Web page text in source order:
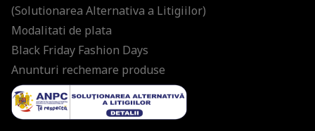
(Solutionarea Alternativa a Litigiilor)
Modalitati de plata
Black Friday Fashion Days
Anunturi rechemare produse